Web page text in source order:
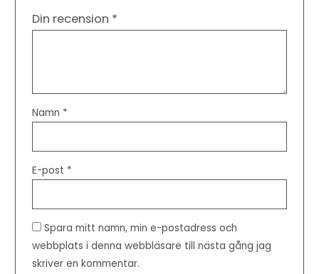
Din recension *
Namn *
E-post *
Spara mitt namn, min e-postadress och
webbplats i denna webbläsare till nästa gång jag
skriver en kommentar.